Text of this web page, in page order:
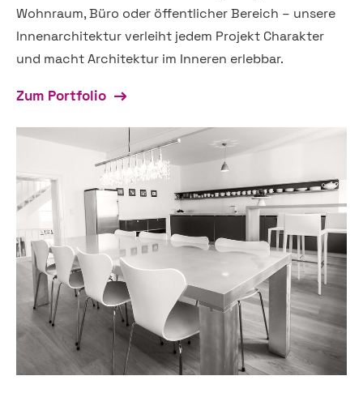
Wohnraum, Büro oder öffentlicher Bereich – unsere
Innenarchitektur verleiht jedem Projekt Charakter
und macht Architektur im Inneren erlebbar.
Zum Portfolio